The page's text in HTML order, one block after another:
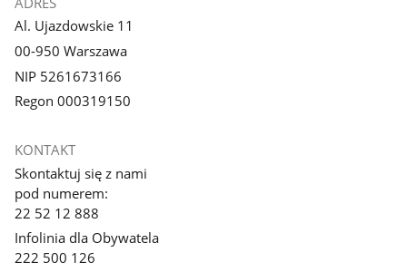
Al. Ujazdowskie 11
00-950 Warszawa
NIP 5261673166
Regon 000319150
KONTAKT
Skontaktuj się z nami
pod numerem:
22 52 12 888
Infolinia dla Obywatela
222 500 126